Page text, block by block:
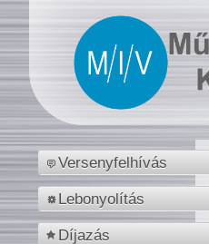
Versenyfelhívás
Lebonyolítás
Díjazás